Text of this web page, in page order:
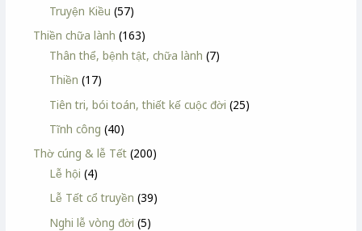
Truyện Kiều (57)
Thiền chữa lành (163)
Thân thể, bệnh tật, chữa lành (7)
Thiền (17)
Tiên tri, bói toán, thiết kế cuộc đời (25)
Tĩnh công (40)
Thờ cúng & lễ Tết (200)
Lễ hội (4)
Lễ Tết cổ truyền (39)
Nghi lễ vòng đời (5)